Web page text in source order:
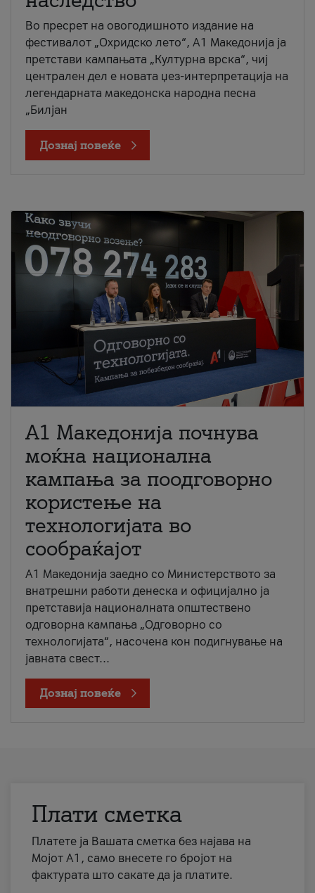
Во пресрет на овогодишното издание на
фестивалот „Охридско лето“, А1 Македонија ја
претстави кампањата „Културна врска“, чиј
централен дел е новата џез-интерпретација на
легендарната македонска народна песна
„Билјан
Дознај повеќе
A1 Македонија почнува
моќна национална
кампања за поодговорно
користење на
технологијата во
сообраќајот
A1 Македонија заедно со Министерството за
внатрешни работи денеска и официјално ја
претставија националната општествено
одговорна кампања „Одговорно со
технологијата“, насочена кон подигнување на
јавната свест...
Дознај повеќе
Плати сметка
Платете ја Вашата сметка без најава на
Мојот А1, само внесете го бројот на
фактурата што сакате да ја платите.